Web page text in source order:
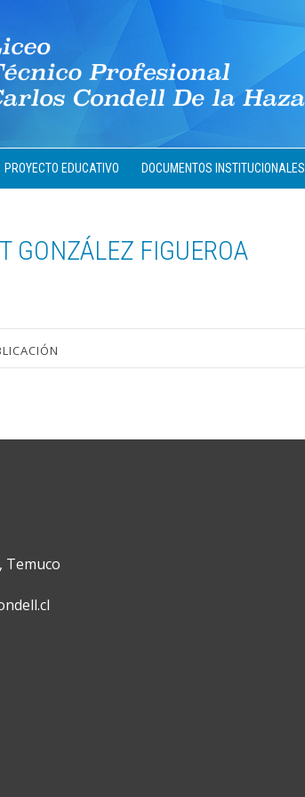
PROYECTO EDUCATIVO DOCUMENTOS INSTITUCIONALES
GONZÁLEZ FIGUEROA
Temuco